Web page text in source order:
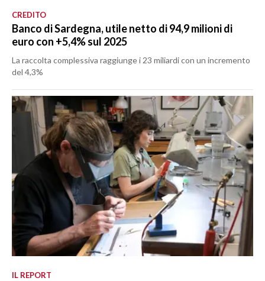
CREDITO
Banco di Sardegna, utile netto di 94,9 milioni di
euro con +5,4% sul 2025
La raccolta complessiva raggiunge i 23 miliardi con un incremento
del 4,3%
IL REPORT